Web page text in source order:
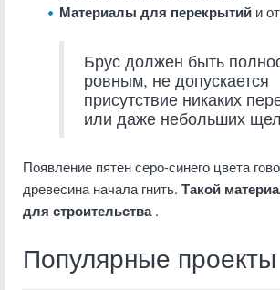
Материалы для перекрытий и
Брус должен быть
ровным, не допускается
присутствие никаких
или даже небольших
Появление пятен серо-синего цвета
древесина начала гнить. Такой
для строительства.
Популярные проекты